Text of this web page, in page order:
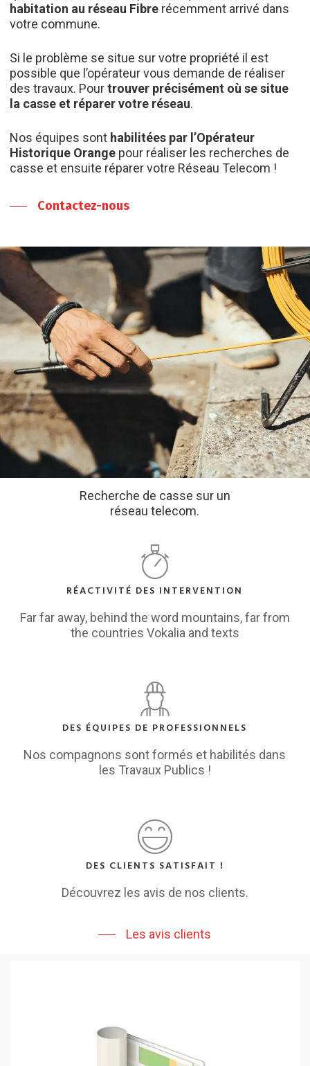
habitation au réseau Fibrerécemment arrivé dans
votre commune.
Si le problème se situe sur votre propriété il est
possible que l’opérateur vous demande de réaliser
des travaux. Pourtrouver précisément où se situe
la casse et réparer votre réseau.
Nos équipes sont habilitées par l’Opérateur
Historique Orangepour réaliser les recherches de
casse et ensuite réparer votre Réseau Telecom !
Contactez-nous
Recherche de casse sur un
réseau telecom.
RÉACTIVITÉ DES INTERVENTION
Far far away, behind the word mountains, far from
the countries Vokalia and texts
DES ÉQUIPES DE PROFESSIONNELS
Nos compagnons sont formés et habilités dans
les Travaux Publics !
DES CLIENTS SATISFAIT !
Découvrez les avis de nos clients.
Les avis clients